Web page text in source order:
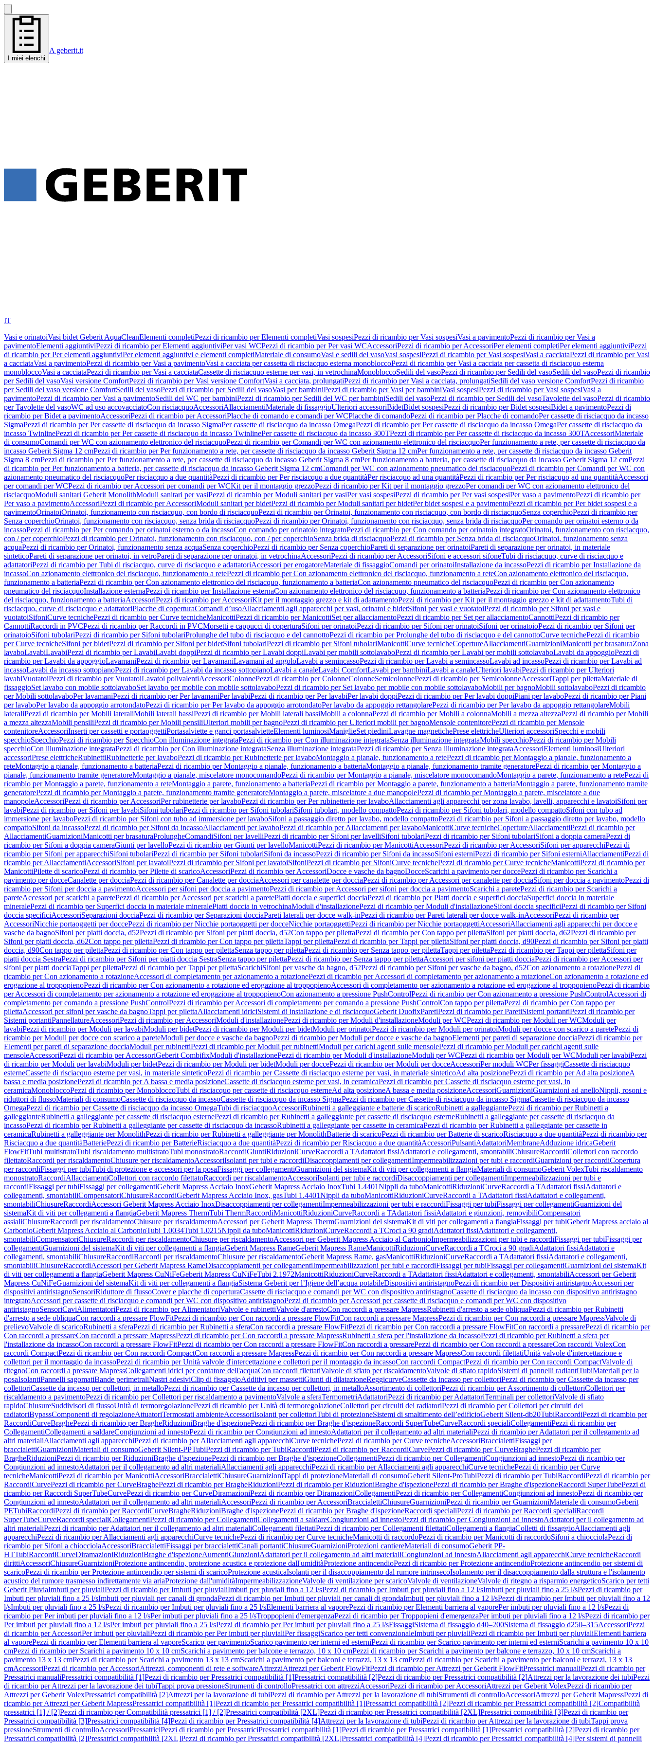
I miei elenchi
A geberit.it
IT
Vasi e orinatoiVasi bidet Geberit AquaCleanElementi completiPezzi di ricambio per Elementi completiVasi sospesiPezzi di ricambio per Vasi sospesiVasi a pavimentoPezzi di ricambio per Vasi a
pavimentoElementi aggiuntiviPezzi di ricambio per Elementi aggiuntiviPer vasi WCPezzi di ricambio per Per vasi WCAccessoriPezzi di ricambio per AccessoriPer elementi completiPer elementi aggiuntiviPezzi
di ricambio per Per elementi aggiuntiviPer elementi aggiuntivi e elementi completiMateriale di consumoVasi e sedili del vasoVasi sospesiPezzi di ricambio per Vasi sospesiVasi a cacciataPezzi di ricambio per Vasi
a cacciataVasi a pavimentoPezzi di ricambio per Vasi a pavimentoVasi a cacciata per cassetta di risciacquo esterna monobloccoPezzi di ricambio per Vasi a cacciata per cassetta di risciacquo esterna
monobloccoVasi a cacciataPezzi di ricambio per Vasi a cacciataCassette di risciacquo esterne per vasi, in vetrochinaMonobloccoSedili del vasoPezzi di ricambio per Sedili del vasoSedili del vasoPezzi di ricambio
per Sedili del vasoVasi versione ComfortPezzi di ricambio per Vasi versione ComfortVasi a cacciata, prolungatiPezzi di ricambio per Vasi a cacciata, prolungatiSedili del vaso versione ComfortPezzi di ricambio
per Sedili del vaso versione ComfortSedili del vasoPezzi di ricambio per Sedili del vasoVasi per bambiniPezzi di ricambio per Vasi per bambiniVasi sospesiPezzi di ricambio per Vasi sospesiVasi a
pavimentoPezzi di ricambio per Vasi a pavimentoSedili del WC per bambiniPezzi di ricambio per Sedili del WC per bambiniSedili del vasoPezzi di ricambio per Sedili del vasoTavolette del vasoPezzi di ricambio
per Tavolette del vasoWC ad uso accovacciatoCon risciacquoAccessoriAllacciamentiMateriale di fissaggioUlteriori accessoriBidetBidet sospesiPezzi di ricambio per Bidet sospesiBidet a pavimentoPezzi di
ricambio per Bidet a pavimentoAccessoriPezzi di ricambio per AccessoriPlacche di comando e comandi per WCPlacche di comandoPezzi di ricambio per Placche di comandoPer cassette di risciacquo da incasso
SigmaPezzi di ricambio per Per cassette di risciacquo da incasso SigmaPer cassette di risciacquo da incasso OmegaPezzi di ricambio per Per cassette di risciacquo da incasso OmegaPer cassette di risciacquo da
incasso TwinlinePezzi di ricambio per Per cassette di risciacquo da incasso TwinlinePer cassette di risciacquo da incasso 300TPezzi di ricambio per Per cassette di risciacquo da incasso 300TAccessoriMateriale
di consumoComandi per WC con azionamento elettronico del risciacquoPezzi di ricambio per Comandi per WC con azionamento elettronico del risciacquoPer funzionamento a rete, per cassette di risciacquo da
incasso Geberit Sigma 12 cmPezzi di ricambio per Per funzionamento a rete, per cassette di risciacquo da incasso Geberit Sigma 12 cmPer funzionamento a rete, per cassette di risciacquo da incasso Geberit
Sigma 8 cmPezzi di ricambio per Per funzionamento a rete, per cassette di risciacquo da incasso Geberit Sigma 8 cmPer funzionamento a batteria, per cassette di risciacquo da incasso Geberit Sigma 12 cmPezzi
di ricambio per Per funzionamento a batteria, per cassette di risciacquo da incasso Geberit Sigma 12 cmComandi per WC con azionamento pneumatico del risciacquoPezzi di ricambio per Comandi per WC con
azionamento pneumatico del risciacquoPer risciacquo a due quantitàPezzi di ricambio per Per risciacquo a due quantitàPer risciacquo ad una quantitàPezzi di ricambio per Per risciacquo ad una quantitàAccessori
per comandi per WCPezzi di ricambio per Accessori per comandi per WCKit per il montaggio grezzoPezzi di ricambio per Kit per il montaggio grezzoPer comandi per WC con azionamento elettronico del
risciacquoModuli sanitari Geberit MonolithModuli sanitari per vasiPezzi di ricambio per Moduli sanitari per vasiPer vasi sospesiPezzi di ricambio per Per vasi sospesiPer vaso a pavimentoPezzi di ricambio per
Per vaso a pavimentoAccessoriPezzi di ricambio per AccessoriModuli sanitari per bidetPezzi di ricambio per Moduli sanitari per bidetPer bidet sospesi e a pavimentoPezzi di ricambio per Per bidet sospesi e a
pavimentoOrinatoiOrinatoi, funzionamento con risciacquo, con bordo di risciacquoPezzi di ricambio per Orinatoi, funzionamento con risciacquo, con bordo di risciacquoSenza coperchioPezzi di ricambio per
Senza coperchioOrinatoi, funzionamento con risciacquo, senza brida di risciacquoPezzi di ricambio per Orinatoi, funzionamento con risciacquo, senza brida di risciacquoPer comando per orinatoi esterno o da
incassoPezzi di ricambio per Per comando per orinatoi esterno o da incassoCon comando per orinatoio integratoPezzi di ricambio per Con comando per orinatoio integratoOrinatoi, funzionamento con risciacquo,
con / per coperchioPezzi di ricambio per Orinatoi, funzionamento con risciacquo, con / per coperchioSenza brida di risciacquoPezzi di ricambio per Senza brida di risciacquoOrinatoi, funzionamento senza
acquaPezzi di ricambio per Orinatoi, funzionamento senza acquaSenza coperchioPezzi di ricambio per Senza coperchioPareti di separazione per orinatoiPareti di separazione per orinatoi, in materiale
sinteticoPareti di separazione per orinatoi, in vetroPareti di separazione per orinatoi, in vetrochinaAccessoriPezzi di ricambio per AccessoriSifoni e accessori sifoneTubi di risciacquo, curve di risciacquo e
adattatoriPezzi di ricambio per Tubi di risciacquo, curve di risciacquo e adattatoriAccessori per erogatoreMateriale di fissaggioComandi per orinatoiInstallazione da incassoPezzi di ricambio per Installazione da
incassoCon azionamento elettronico del risciacquo, funzionamento a retePezzi di ricambio per Con azionamento elettronico del risciacquo, funzionamento a reteCon azionamento elettronico del risciacquo,
funzionamento a batteriaPezzi di ricambio per Con azionamento elettronico del risciacquo, funzionamento a batteriaCon azionamento pneumatico del risciacquoPezzi di ricambio per Con azionamento
pneumatico del risciacquoInstallazione esternaPezzi di ricambio per Installazione esternaCon azionamento elettronico del risciacquo, funzionamento a batteriaPezzi di ricambio per Con azionamento elettronico
del risciacquo, funzionamento a batteriaAccessoriPezzi di ricambio per AccessoriKit per il montaggio grezzo e kit di adattamentoPezzi di ricambio per Kit per il montaggio grezzo e kit di adattamentoTubi di
risciacquo, curve di risciacquo e adattatoriPlacche di coperturaComandi d’usoAllacciamenti agli apparecchi per vasi, orinatoi e bidetSifoni per vasi e vuotatoiPezzi di ricambio per Sifoni per vasi e
vuotatoiSifoniCurve tecnichePezzi di ricambio per Curve tecnicheManicottiPezzi di ricambio per ManicottiSet per allacciamentoPezzi di ricambio per Set per allacciamentoCannottiPezzi di ricambio per
CannottiRaccordi in PVCPezzi di ricambio per Raccordi in PVCMorsetti e cappucci di coperturaSifoni per orinatoiPezzi di ricambio per Sifoni per orinatoiSifoni per orinatoioPezzi di ricambio per Sifoni per
orinatoioSifoni tubolariPezzi di ricambio per Sifoni tubolariProlunghe del tubo di risciacquo e del cannottoPezzi di ricambio per Prolunghe del tubo di risciacquo e del cannottoCurve tecnichePezzi di ricambio
per Curve tecnicheSifoni per bidetPezzi di ricambio per Sifoni per bidetSifoni tubolariPezzi di ricambio per Sifoni tubolariManicottiCurve tecnicheCopertureAllacciamentiGuarnizioniManicotti per brasaturaZona
lavaboLavabiLavabiPezzi di ricambio per LavabiLavabi doppiPezzi di ricambio per Lavabi doppiLavabi per mobili sottolavaboPezzi di ricambio per Lavabi per mobili sottolavaboLavabi da appoggioPezzi di
ricambio per Lavabi da appoggioLavamaniPezzi di ricambio per LavamaniLavamani ad angoloLavabi a semincassoPezzi di ricambio per Lavabi a semincassoLavabi ad incassoPezzi di ricambio per Lavabi ad
incassoLavabi da incasso sottopianoPezzi di ricambio per Lavabi da incasso sottopianoLavabi a canaleLavabi ComfortLavabi per bambiniLavabi a canaleUlteriori lavabiPezzi di ricambio per Ulteriori
lavabiVuotatoiPezzi di ricambio per VuotatoiLavatoi polivalentiAccessoriColonnePezzi di ricambio per ColonneColonneSemicolonnePezzi di ricambio per SemicolonneAccessoriTappi per pilettaMateriale di
fissaggioSet lavabo con mobile sottolavaboSet lavabo per mobile con mobile sottolavaboPezzi di ricambio per Set lavabo per mobile con mobile sottolavaboMobili per bagnoMobili sottolavaboPezzi di ricambio
per Mobili sottolavaboPer lavamaniPezzi di ricambio per Per lavamaniPer lavabiPezzi di ricambio per Per lavabiPer lavabi doppiPezzi di ricambio per Per lavabi doppiPiani per lavaboPezzi di ricambio per Piani
per lavaboPer lavabo da appoggio arrotondatoPezzi di ricambio per Per lavabo da appoggio arrotondatoPer lavabo da appoggio rettangolarePezzi di ricambio per Per lavabo da appoggio rettangolareMobili
lateraliPezzi di ricambio per Mobili lateraliMobili laterali bassiPezzi di ricambio per Mobili laterali bassiMobili a colonnaPezzi di ricambio per Mobili a colonnaMobili a mezza altezzaPezzi di ricambio per Mobili
a mezza altezzaMobili pensiliPezzi di ricambio per Mobili pensiliUlteriori mobili per bagnoPezzi di ricambio per Ulteriori mobili per bagnoMensole contenitorePezzi di ricambio per Mensole
contenitoreAccessoriInserti per cassetti e portaoggettiPortasalviette e ganci portasalvietteElementi luminosiManiglieSet piediniLavagne magnetichePrese elettricheUlteriori accessoriSpecchi e mobili
specchioSpecchioPezzi di ricambio per SpecchioCon illuminazione integrataPezzi di ricambio per Con illuminazione integrataSenza illuminazione integrataMobili specchioPezzi di ricambio per Mobili
specchioCon illuminazione integrataPezzi di ricambio per Con illuminazione integrataSenza illuminazione integrataPezzi di ricambio per Senza illuminazione integrataAccessoriElementi luminosiUlteriori
accessoriPrese elettricheRubinettiRubinetterie per lavaboPezzi di ricambio per Rubinetterie per lavaboMontaggio a pianale, funzionamento a retePezzi di ricambio per Montaggio a pianale, funzionamento a
reteMontaggio a pianale, funzionamento a batteriaPezzi di ricambio per Montaggio a pianale, funzionamento a batteriaMontaggio a pianale, funzionamento tramite generatorePezzi di ricambio per Montaggio a
pianale, funzionamento tramite generatoreMontaggio a pianale, miscelatore monocomandoPezzi di ricambio per Montaggio a pianale, miscelatore monocomandoMontaggio a parete, funzionamento a retePezzi di
ricambio per Montaggio a parete, funzionamento a reteMontaggio a parete, funzionamento a batteriaPezzi di ricambio per Montaggio a parete, funzionamento a batteriaMontaggio a parete, funzionamento tramite
generatorePezzi di ricambio per Montaggio a parete, funzionamento tramite generatoreMontaggio a parete, miscelatore a due manopolePezzi di ricambio per Montaggio a parete, miscelatore a due
manopoleAccessoriPezzi di ricambio per AccessoriPer rubinetterie per lavaboPezzi di ricambio per Per rubinetterie per lavaboAllacciamenti agli apparecchi per zona lavabo, lavelli, apparecchi e lavatoiSifoni per
lavabiPezzi di ricambio per Sifoni per lavabiSifoni tubolariPezzi di ricambio per Sifoni tubolariSifoni tubolari, modello compattoPezzi di ricambio per Sifoni tubolari, modello compattoSifoni con tubo ad
immersione per lavaboPezzi di ricambio per Sifoni con tubo ad immersione per lavaboSifoni a passaggio diretto per lavabo, modello compattoPezzi di ricambio per Sifoni a passaggio diretto per lavabo, modello
compattoSifoni da incassoPezzi di ricambio per Sifoni da incassoAllacciamenti per lavaboPezzi di ricambio per Allacciamenti per lavaboManicottiCurve tecnicheCopertureAllacciamentiPezzi di ricambio per
AllacciamentiGuarnizioniManicotti per brasaturaProlungheComandiSifoni per lavelliPezzi di ricambio per Sifoni per lavelliSifoni tubolariPezzi di ricambio per Sifoni tubolariSifoni a doppia cameraPezzi di
ricambio per Sifoni a doppia cameraGiunti per lavelloPezzi di ricambio per Giunti per lavelloManicottiPezzi di ricambio per ManicottiAccessoriPezzi di ricambio per AccessoriSifoni per apparecchiPezzi di
ricambio per Sifoni per apparecchiSifoni tubolariPezzi di ricambio per Sifoni tubolariSifoni da incassoPezzi di ricambio per Sifoni da incassoSifoni esterniPezzi di ricambio per Sifoni esterniAllacciamentiPezzi di
ricambio per AllacciamentiAccessoriSifoni per lavatoiPezzi di ricambio per Sifoni per lavatoiSifoniPezzi di ricambio per SifoniCurve tecnichePezzi di ricambio per Curve tecnicheManicottiPezzi di ricambio per
ManicottiPilette di scaricoPezzi di ricambio per Pilette di scaricoAccessoriPezzi di ricambio per AccessoriDocce e vasche da bagnoDocceScarichi a pavimento per doccePezzi di ricambio per Scarichi a
pavimento per docceCanalette per docciaPezzi di ricambio per Canalette per docciaAccessori per canalette per docciaPezzi di ricambio per Accessori per canalette per docciaSifoni per doccia a pavimentoPezzi di
ricambio per Sifoni per doccia a pavimentoAccessori per sifoni per doccia a pavimentoPezzi di ricambio per Accessori per sifoni per doccia a pavimentoScarichi a paretePezzi di ricambio per Scarichi a
pareteAccessori per scarichi a paretePezzi di ricambio per Accessori per scarichi a paretePiatti doccia e superfici docciaPezzi di ricambio per Piatti doccia e superfici docciaSuperfici doccia in materiale
mineralePezzi di ricambio per Superfici doccia in materiale mineralePiatti doccia in vetrochinaModuli d'installazionePezzi di ricambio per Moduli d'installazioneSifoni doccia specificiPezzi di ricambio per Sifoni
doccia specificiAccessoriSeparazioni docciaPezzi di ricambio per Separazioni docciaPareti laterali per docce walk-inPezzi di ricambio per Pareti laterali per docce walk-inAccessoriPezzi di ricambio per
AccessoriNicchie portaoggetti per doccePezzi di ricambio per Nicchie portaoggetti per docceNicchie portaoggettiPezzi di ricambio per Nicchie portaoggettiAccessoriAllacciamenti agli apparecchi per docce e
vasche da bagnoSifoni per piatti doccia, d52Pezzi di ricambio per Sifoni per piatti doccia, d52Con tappo per pilettaPezzi di ricambio per Con tappo per pilettaSifoni per piatti doccia, d62Pezzi di ricambio per
Sifoni per piatti doccia, d62Con tappo per pilettaPezzi di ricambio per Con tappo per pilettaTappi per pilettaPezzi di ricambio per Tappi per pilettaSifoni per piatti doccia, d90Pezzi di ricambio per Sifoni per piatti
doccia, d90Con tappo per pilettaPezzi di ricambio per Con tappo per pilettaSenza tappo per pilettaPezzi di ricambio per Senza tappo per pilettaTappi per pilettaPezzi di ricambio per Tappi per pilettaSifoni per
piatti doccia SestraPezzi di ricambio per Sifoni per piatti doccia SestraSenza tappo per pilettaPezzi di ricambio per Senza tappo per pilettaAccessori per sifoni per piatti docciaPezzi di ricambio per Accessori per
sifoni per piatti docciaTappi per pilettaPezzi di ricambio per Tappi per pilettaScarichiSifoni per vasche da bagno, d52Pezzi di ricambio per Sifoni per vasche da bagno, d52Con azionamento a rotazionePezzi di
ricambio per Con azionamento a rotazioneAccessori di completamento per azionamento a rotazionePezzi di ricambio per Accessori di completamento per azionamento a rotazioneCon azionamento a rotazione ed
erogazione al troppopienoPezzi di ricambio per Con azionamento a rotazione ed erogazione al troppopienoAccessori di completamento per azionamento a rotazione ed erogazione al troppopienoPezzi di ricambio
per Accessori di completamento per azionamento a rotazione ed erogazione al troppopienoCon azionamento a pressione PushControlPezzi di ricambio per Con azionamento a pressione PushControlAccessori di
completamento per comando a pressione PushControlPezzi di ricambio per Accessori di completamento per comando a pressione PushControlCon tappo per pilettaPezzi di ricambio per Con tappo per
pilettaAccessori per sifoni per vasche da bagnoTappi per pilettaAllacciamenti idriciSistemi di installazione e di risciacquoGeberit DuofixParetiPezzi di ricambio per ParetiSistemi portantiPezzi di ricambio per
Sistemi portantiPannellatureAccessoriPezzi di ricambio per AccessoriModuli d'installazionePezzi di ricambio per Moduli d'installazioneModuli per WCPezzi di ricambio per Moduli per WCModuli per
lavabiPezzi di ricambio per Moduli per lavabiModuli per bidetPezzi di ricambio per Moduli per bidetModuli per orinatoiPezzi di ricambio per Moduli per orinatoiModuli per docce con scarico a paretePezzi di
ricambio per Moduli per docce con scarico a pareteModuli per docce e vasche da bagnoPezzi di ricambio per Moduli per docce e vasche da bagnoElementi per pareti di separazione docciaPezzi di ricambio per
Elementi per pareti di separazione docciaModuli per rubinettiPezzi di ricambio per Moduli per rubinettiModuli per carichi agenti sulle mensolePezzi di ricambio per Moduli per carichi agenti sulle
mensoleAccessoriPezzi di ricambio per AccessoriGeberit CombifixModuli d'installazionePezzi di ricambio per Moduli d'installazioneModuli per WCPezzi di ricambio per Moduli per WCModuli per lavabiPezzi
di ricambio per Moduli per lavabiModuli per bidetPezzi di ricambio per Moduli per bidetModuli per doccePezzi di ricambio per Moduli per docceAccessoriPer moduli WCPer fissaggiCassette di risciacquo
esterneCassette di risciacquo esterne per vasi, in materiale sinteticoPezzi di ricambio per Cassette di risciacquo esterne per vasi, in materiale sinteticoAd alta posizionePezzi di ricambio per Ad alta posizioneA
bassa e media posizionePezzi di ricambio per A bassa e media posizioneCassette di risciacquo esterne per vasi, in ceramicaPezzi di ricambio per Cassette di risciacquo esterne per vasi, in
ceramicaMonobloccoPezzi di ricambio per MonobloccoTubi di risciacquo per cassette di risciacquo esterneAd alta posizioneA bassa e media posizioneAccessoriGuarnizioniGuarnizioni ad anelloNippli, rosoni e
riduttori di flussoMateriali di consumoCassette di risciacquo da incassoCassette di risciacquo da incasso SigmaPezzi di ricambio per Cassette di risciacquo da incasso SigmaCassette di risciacquo da incasso
OmegaPezzi di ricambio per Cassette di risciacquo da incasso OmegaTubi di risciacquoAccessoriRubinetti a galleggiante e batterie di scaricoRubinetti a galleggiantePezzi di ricambio per Rubinetti a
galleggianteRubinetti a galleggiante per cassette di risciacquo esternePezzi di ricambio per Rubinetti a galleggiante per cassette di risciacquo esterneRubinetti a galleggiante per cassette di risciacquo da
incassoPezzi di ricambio per Rubinetti a galleggiante per cassette di risciacquo da incassoRubinetti a galleggiante per cassette in ceramicaPezzi di ricambio per Rubinetti a galleggiante per cassette in
ceramicaRubinetti a galleggiante per MonolithPezzi di ricambio per Rubinetti a galleggiante per MonolithBatterie di scaricoPezzi di ricambio per Batterie di scaricoRisciacquo a due quantitàPezzi di ricambio per
Risciacquo a due quantitàBatteriePezzi di ricambio per BatterieRisciacquo a due quantitàPezzi di ricambio per Risciacquo a due quantitàAccessoriPulsantiAdattatoriMembraneAdduzione idricaGeberit
FlowFitTubi multistratoTubi riscaldamento multistratoTubi monostratoRaccordiGiuntiRiduzioniCurveRaccordi a TAdattatori fissiAdattatori e collegamenti, smontabiliChiusureRaccordiCollettori con raccordo
filettatoRaccordi per riscaldamentoChiusure per riscaldamentoAccessoriIsolanti per tubi e raccordiDisaccoppiamenti per collegamentiImpermeabilizzazioni per tubi e raccordiGuarnizioni per raccordiCopertura
per raccordiFissaggi per tubiTubi di protezione e accessori per la posaFissaggi per collegamentiGuarnizioni del sistemaKit di viti per collegamenti a flangiaMateriali di consumoGeberit VolexTubi riscaldamento
monostratoRaccordiAllacciamentiCollettori con raccordo filettatoRaccordi per riscaldamentoAccessoriIsolanti per tubi e raccordiDisaccoppiamenti per collegamentiImpermeabilizzazioni per tubi e
raccordiFissaggi per tubiFissaggi per collegamentiGeberit Mapress Acciaio InoxGeberit Mapress Acciaio InoxTubi 1.4401Nippli da tuboManicottiRiduzioniCurveRaccordi a TAdattatori fissiAdattatori e
collegamenti, smontabiliCompensatoriChiusureRaccordiGeberit Mapress Acciaio Inox, gasTubi 1.4401Nippli da tuboManicottiRiduzioniCurveRaccordi a TAdattatori fissiAdattatori e collegamenti,
smontabiliChiusureRaccordiAccessori Geberit Mapress Acciaio InoxDisaccoppiamenti per collegamentiImpermeabilizzazioni per tubi e raccordiFissaggi per tubiFissaggi per collegamentiGuarnizioni del
sistemaKit di viti per collegamenti a flangiaGeberit Mapress ThermTubi ThermRaccordiManicottiRiduzioniCurveRaccordi a TAdattatori fissiAdattatori e giunzioni, removibiliCompensatori
assialiChiusureRaccordi per riscaldamentoChiusure per riscaldamentoAccessori per Geberit Mapress ThermGuarnizioni del sistemaKit di viti per collegamenti a flangiaFissaggi per tubiGeberit Mapress acciaio al
CarbonioGeberit Mapress Acciaio al CarbonioTubi 1.0034Tubi 1.0215Nippli da tuboManicottiRiduzioniCurveRaccordi a TCroci a 90 gradiAdattatori fissiAdattatori e collegamenti,
smontabiliCompensatoriChiusureRaccordi per riscaldamentoChiusure per riscaldamentoAccessori per Geberit Mapress Acciaio al CarbonioImpermeabilizzazioni per tubi e raccordiFissaggi per tubiFissaggi per
collegamentiGuarnizioni del sistemaKit di viti per collegamenti a flangiaGeberit Mapress RameGeberit Mapress RameManicottiRiduzioniCurveRaccordi a TCroci a 90 gradiAdattatori fissiAdattatori e
collegamenti, smontabiliChiusureRaccordiRaccordi per riscaldamentoChiusure per riscaldamentoGeberit Mapress Rame, gasManicottiRiduzioniCurveRaccordi a TAdattatori fissiAdattatori e collegamenti,
smontabiliChiusureRaccordiAccessori per Geberit Mapress RameDisaccoppiamenti per collegamentiImpermeabilizzazioni per tubi e raccordiFissaggi per tubiFissaggi per collegamentiGuarnizioni del sistemaKit
di viti per collegamenti a flangiaGeberit Mapress CuNiFeGeberit Mapress CuNiFeTubi 2.1972ManicottiRiduzioniCurveRaccordi a TAdattatori fissiAdattatori e collegamenti, smontabiliAccessori per Geberit
Mapress CuNiFeGuarnizioni del sistemaKit di viti per collegamenti a flangiaSistema Geberit per l’Igiene dell’acqua potabileDispositivi antiristagnoPezzi di ricambio per Dispositivi antiristagnoAccessori per
dispositivi antiristagnoSensoriRiduttore di flussoCover e placche di coperturaCassette di risciacquo e comandi per WC con dispositivo antiristagnoCassette di risciacquo da incasso con dispositivo antiristagno
integratoAccessori per cassette di risciacquo e comandi per WC con dispositivo antiristagnoPezzi di ricambio per Accessori per cassette di risciacquo e comandi per WC con dispositivo
antiristagnoSensoriCaviAlimentatoriPezzi di ricambio per AlimentatoriValvole e rubinettiValvole d'arrestoCon raccordi a pressare MapressRubinetti d'arresto a sede obliquaPezzi di ricambio per Rubinetti
d'arresto a sede obliquaCon raccordi a pressare FlowFitPezzi di ricambio per Con raccordi a pressare FlowFitCon raccordi a pressare MapressPezzi di ricambio per Con raccordi a pressare MapressValvole di
prelievoValvole di scaricoRubinetti a sferaPezzi di ricambio per Rubinetti a sferaCon raccordi a pressare FlowFitPezzi di ricambio per Con raccordi a pressare FlowFitCon raccordi a pressarePezzi di ricambio per
Con raccordi a pressareCon raccordi a pressare MapressPezzi di ricambio per Con raccordi a pressare MapressRubinetti a sfera per l'installazione da incassoPezzi di ricambio per Rubinetti a sfera per
l'installazione da incassoCon raccordi a pressare FlowFitPezzi di ricambio per Con raccordi a pressare FlowFitCon raccordi a pressarePezzi di ricambio per Con raccordi a pressareCon raccordi VolexCon
raccordi CompactPezzi di ricambio per Con raccordi CompactCon raccordi a pressare MapressPezzi di ricambio per Con raccordi a pressare MapressCon raccordi filettatiUnità valvole d'intercettazione e
collettori per il montaggio da incassoPezzi di ricambio per Unità valvole d'intercettazione e collettori per il montaggio da incassoCon raccordi CompactPezzi di ricambio per Con raccordi CompactValvole di
ritegnoCon raccordi a pressare MapressCollegamenti idrici per contatore dell'acquaCon raccordi filettatiValvole di sfiato per riscaldamentoValvole di sfiato rapidoSistemi di pannelli radiantiTubiMateriali per la
posaIsolantiPannelli sagomatiBande perimetraliNastri adesiviClip di fissaggioAdditivi per massettiGiunti di dilatazioneReggicurveCassette da incasso per collettoriPezzi di ricambio per Cassette da incasso per
collettoriCassette da incasso per collettori, in metalloPezzi di ricambio per Cassette da incasso per collettori, in metalloAssortimento di collettoriPezzi di ricambio per Assortimento di collettoriCollettori per
riscaldamento a pavimentoPezzi di ricambio per Collettori per riscaldamento a pavimentoValvole a sferaTermometriAdattatoriPezzi di ricambio per AdattatoriTerminali per collettoriValvole di sfiato
rapidoChiusureSuddivisori di flussoUnità di termoregolazionePezzi di ricambio per Unità di termoregolazioneCollettori per circuiti dei radiatoriPezzi di ricambio per Collettori per circuiti dei
radiatoriBypassComponenti di regolazioneAttuatoriTermostati ambienteAccessoriIsolanti per collettoriTubi di protezioneSistemi di smaltimento dell’edificioGeberit Silent-db20TubiRaccordiPezzi di ricambio per
RaccordiCurveBraghePezzi di ricambio per BragheRiduzioniBraghe d'ispezionePezzi di ricambio per Braghe d'ispezioneRaccordi SuperTubeCurveRaccordi specialiCollegamentiPezzi di ricambio per
CollegamentiCollegamenti a saldareCongiunzioni ad innestoPezzi di ricambio per Congiunzioni ad innestoAdattatori per il collegamento ad altri materialiPezzi di ricambio per Adattatori per il collegamento ad
altri materialiAllacciamenti agli apparecchiPezzi di ricambio per Allacciamenti agli apparecchiCurve tecnichePezzi di ricambio per Curve tecnicheAccessoriBraccialettiFissaggi per
braccialettiGuarnizioniMateriali di consumoGeberit Silent-PPTubiPezzi di ricambio per TubiRaccordiPezzi di ricambio per RaccordiCurvePezzi di ricambio per CurveBraghePezzi di ricambio per
BragheRiduzioniPezzi di ricambio per RiduzioniBraghe d'ispezionePezzi di ricambio per Braghe d'ispezioneCollegamentiPezzi di ricambio per CollegamentiCongiunzioni ad innestoPezzi di ricambio per
Congiunzioni ad innestoAdattatori per il collegamento ad altri materialiAllacciamenti agli apparecchiPezzi di ricambio per Allacciamenti agli apparecchiCurve tecnichePezzi di ricambio per Curve
tecnicheManicottiPezzi di ricambio per ManicottiAccessoriBraccialettiChiusureGuarnizioniTappi di protezioneMateriali di consumoGeberit Silent-ProTubiPezzi di ricambio per TubiRaccordiPezzi di ricambio per
RaccordiCurvePezzi di ricambio per CurveBraghePezzi di ricambio per BragheRiduzioniPezzi di ricambio per RiduzioniBraghe d'ispezionePezzi di ricambio per Braghe d'ispezioneRaccordi SuperTubePezzi di
ricambio per Raccordi SuperTubeCurvePezzi di ricambio per CurveDiramazioniPezzi di ricambio per DiramazioniCollegamentiPezzi di ricambio per CollegamentiCongiunzioni ad innestoPezzi di ricambio per
Congiunzioni ad innestoAdattatori per il collegamento ad altri materialiAccessoriPezzi di ricambio per AccessoriBraccialettiChiusureGuarnizioniPezzi di ricambio per GuarnizioniMateriale di consumoGeberit
PETubiRaccordiPezzi di ricambio per RaccordiCurveBragheRiduzioniBraghe d'ispezionePezzi di ricambio per Braghe d'ispezioneRaccordi specialiPezzi di ricambio per Raccordi specialiRaccordi
SuperTubeCurveRaccordi specialiCollegamentiPezzi di ricambio per CollegamentiCollegamenti a saldareCongiunzioni ad innestoPezzi di ricambio per Congiunzioni ad innestoAdattatori per il collegamento ad
altri materialiPezzi di ricambio per Adattatori per il collegamento ad altri materialiCollegamenti filettatiPezzi di ricambio per Collegamenti filettatiCollegamenti a flangiaColletti di fissaggioAllacciamenti agli
apparecchiPezzi di ricambio per Allacciamenti agli apparecchiCurve tecnichePezzi di ricambio per Curve tecnicheManicotti di raccordoPezzi di ricambio per Manicotti di raccordoSifoni a chiocciolaPezzi di
ricambio per Sifoni a chiocciolaAccessoriBraccialettiFissaggi per braccialettiCanali portantiChiusureGuarnizioniProtezioni cantiereMateriali di consumoGeberit PP-
HTTubiRaccordiCurveDiramazioniRiduzioniBraghe d'ispezioneAumentiGiunzioniAdattatori per il collegamento ad altri materialiCongiunzioni ad innestoAllacciamenti agli apparecchiCurve tecnicheRaccordi
dirittiAccessoriChiusureGuarnizioniProtezione antincendio, protezione acustica e protezione dall'umiditàProtezione antincendioPezzi di ricambio per Protezione antincendioProtezione antincendio per sistemi di
scaricoPezzi di ricambio per Protezione antincendio per sistemi di scaricoProtezione acusticaIsolanti per il disaccoppiamento dal rumore intrinsecoIsolamento per il disaccoppiamento dalla struttura e l'isolamento
acustico del rumore trasmesso indirettamente via ariaProtezione dall'umiditàImpermeabilizzazioneValvole di ventilazione per scaricoValvole di ventilazioneValvole di ritegno a risparmio energeticoScarico per tetti
Geberit PluviaImbuti per pluvialiPezzi di ricambio per Imbuti per pluvialiImbuti per pluviali fino a 12 l/sPezzi di ricambio per Imbuti per pluviali fino a 12 l/sImbuti per pluviali fino a 25 l/sPezzi di ricambio per
Imbuti per pluviali fino a 25 l/sImbuti per pluviali per canali di grondaPezzi di ricambio per Imbuti per pluviali per canali di grondaImbuti per pluviali fino a 12 l/sPezzi di ricambio per Imbuti per pluviali fino a 12
l/sImbuti per pluviali fino a 25 l/sPezzi di ricambio per Imbuti per pluviali fino a 25 l/sElementi barriera al vaporePezzi di ricambio per Elementi barriera al vaporePer imbuti per pluviali fino a 12 l/sPezzi di
ricambio per Per imbuti per pluviali fino a 12 l/sPer imbuti per pluviali fino a 25 l/sTroppopieni d'emergenzaPezzi di ricambio per Troppopieni d'emergenzaPer imbuti per pluviali fino a 12 l/sPezzi di ricambio per
Per imbuti per pluviali fino a 12 l/sPer imbuti per pluviali fino a 25 l/sPezzi di ricambio per Per imbuti per pluviali fino a 25 l/sFissaggiSistema di fissaggio d40–200Sistema di fissaggio d250–315AccessoriPezzi
di ricambio per AccessoriPer imbuti per pluvialiPezzi di ricambio per Per imbuti per pluvialiPer fissaggiScarico per tetti convenzionaleImbuti per pluvialiPezzi di ricambio per Imbuti per pluvialiElementi barriera
al vaporePezzi di ricambio per Elementi barriera al vaporeScarico per pavimentoScarico pavimento per interni ed esterniPezzi di ricambio per Scarico pavimento per interni ed esterniScarichi a pavimento 10 x 10
cmPezzi di ricambio per Scarichi a pavimento 10 x 10 cmScarichi a pavimento per balcone e terrazzo, 10 x 10 cmPezzi di ricambio per Scarichi a pavimento per balcone e terrazzo, 10 x 10 cmScarichi a
pavimento 13 x 13 cmPezzi di ricambio per Scarichi a pavimento 13 x 13 cmScarichi a pavimento per balconi e terrazzi, 13 x 13 cmPezzi di ricambio per Scarichi a pavimento per balconi e terrazzi, 13 x 13
cmAccessoriPezzi di ricambio per AccessoriAttrezzi, componenti di rete e softwareAttrezziAttrezzi per Geberit FlowFitPezzi di ricambio per Attrezzi per Geberit FlowFitPressatrici manualiPezzi di ricambio per
Pressatrici manualiPressatrici compatibilità [1]Pezzi di ricambio per Pressatrici compatibilità [1]Pressatrici compatibilità [2]Pezzi di ricambio per Pressatrici compatibilità [2]Attrezzi per la lavorazione dei tubiPezzi
di ricambio per Attrezzi per la lavorazione dei tubiTappi prova pressioneStrumenti di controlloPressatrici con attrezziAccessoriPezzi di ricambio per AccessoriAttrezzi per Geberit VolexPezzi di ricambio per
Attrezzi per Geberit VolexPressatrici compatibilità [2]Attrezzi per la lavorazione di tubiPezzi di ricambio per Attrezzi per la lavorazione di tubiStrumenti di controlloAccessoriAttrezzi per Geberit MapressPezzi di
ricambio per Attrezzi per Geberit MapressPressatrici compatibilità [1]Pezzi di ricambio per Pressatrici compatibilità [1]Pressatrici compatibilità [2]Pezzi di ricambio per Pressatrici compatibilità [2]Compatibilità
pressatrici [1] / [2]Pezzi di ricambio per Compatibilità pressatrici [1] / [2]Pressatrici compatibilità [2XL]Pezzi di ricambio per Pressatrici compatibilità [2XL]Pressatrici compatibilità [3]Pezzi di ricambio per
Pressatrici compatibilità [3]Pressatrici compatibilità [4]Pezzi di ricambio per Pressatrici compatibilità [4]Attrezzi per la lavorazione di tubiPezzi di ricambio per Attrezzi per la lavorazione di tubiTappi prova
pressioneStrumenti di controlloAccessoriPressatriciPezzi di ricambio per PressatriciPressatrici compatibilità [1]Pezzi di ricambio per Pressatrici compatibilità [1]Pressatrici compatibilità [2]Pezzi di ricambio per
Pressatrici compatibilità [2]Pressatrici compatibilità [2XL]Pezzi di ricambio per Pressatrici compatibilità [2XL]Pressatrici compatibilità [4]Pezzi di ricambio per Pressatrici compatibilità [4]Per sistemi di pannelli